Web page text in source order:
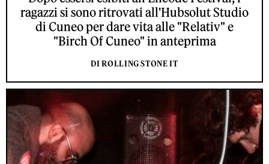
ragazzi si sono ritrovati all'Hubsolut Studio
di Cuneo per dare vita alle "Relativ" e
"Birch Of Cuneo" in anteprima
DI ROLLING STONE IT